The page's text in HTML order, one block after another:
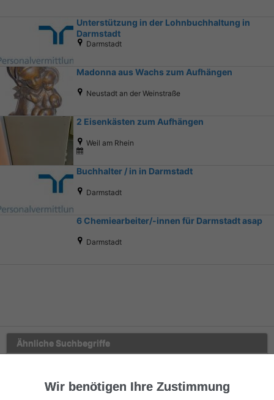
Unterstützung in der Lohnbuchhaltung in
Darmstadt
Darmstadt
Madonna aus Wachs zum Aufhängen
Neustadt an der Weinstraße
2 Eisenkästen zum Aufhängen
Weil am Rhein
Buchhalter / in in Darmstadt
Darmstadt
6 Chemiearbeiter/-innen für Darmstadt asap
Darmstadt
Ähnliche Suchbegriffe
HandwerkWir benötigen Ihre Zustimmung